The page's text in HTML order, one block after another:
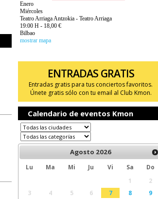
Enero
Miércoles
Teatro Arriaga Antzokia - Teatro Arriaga
19:00 H - 18,00 €
Bilbao
mostrar mapa
ENTRADAS GRATIS
Entradas gratis para tus conciertos favoritos.
Únete gratis sólo con tu email al Club Kmon.
Calendario de eventos Kmon
Agosto 2026
Lu Ma Mi Ju Vi Sa
Do
1
2
3
4 5 6 7 8
9